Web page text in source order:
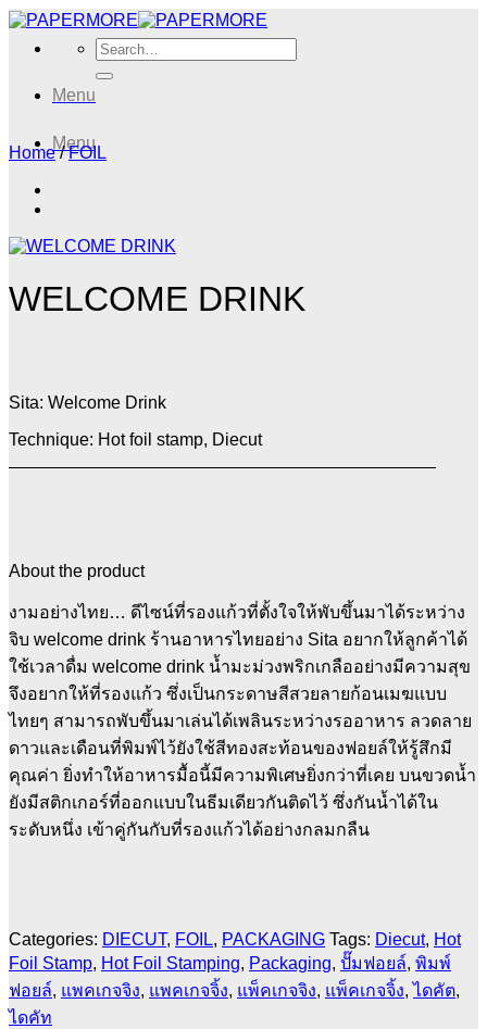
Skip
content
Search
for:
Menu
Menu
Home / FOIL
WELCOME DRINK
Sita: Welcome Drink
Technique: Hot foil stamp, Diecut
About the product
งามอย่างไทย… ดีไซน์ที่รองแก้วที่ตั้งใจให้พับขึ้นมาได้ระหว่าง
จิบ welcome drink ร้านอาหารไทยอย่าง Sita อยากให้ลูกค้าได้
ใช้เวลาดื่ม welcome drink น้ำมะม่วงพริกเกลืออย่างมีความสุข
จึงอยากให้ที่รองแก้ว ซึ่งเป็นกระดาษสีสวยลายก้อนเมฆแบบ
ไทยๆ สามารถพับขึ้นมาเล่นได้เพลินระหว่างรออาหาร ลวดลาย
ดาวและเดือนที่พิมพ์ไว้ยังใช้สีทองสะท้อนของฟอยล์ให้รู้สึกมี
คุณค่า ยิ่งทำให้อาหารมื้อนี้มีความพิเศษยิ่งกว่าที่เคย บนขวดน้ำ
ยังมีสติกเกอร์ที่ออกแบบในธีมเดียวกันติดไว้ ซึ่งกันน้ำได้ใน
ระดับหนึ่ง เข้าคู่กันกับที่รองแก้วได้อย่างกลมกลืน
Categories: DIECUT, FOIL, PACKAGING Tags: Diecut, Hot
Foil Stamp, Hot Foil Stamping, Packaging, ปั๊มฟอยล์, พิมพ์
ฟอยล์, แพคเกจจิง, แพคเกจจิ้ง, แพ็คเกจจิง, แพ็คเกจจิ้ง,ไดคัต,
ไดคัท